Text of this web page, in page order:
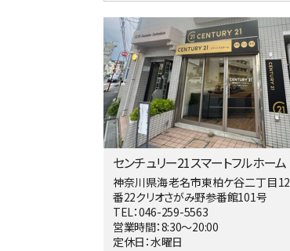
淵野辺駅
歩17分
南側道路に面しており日当たり良好。 キ
ッチンから…
第5位
3,680万円
4ＬＤＫ
橋本駅
バ19分・歩8分
開放感があり日当たり良好な南西・北西角
地区画。 …
第6位
3,990万円
センチュリー21スマートフルホーム
神奈川県海老名市東柏ケ谷二丁目12
番22クリオさがみ野参番館101号
TEL：046-259-5563
営業時間：8:30～20:00
定休日：水曜日